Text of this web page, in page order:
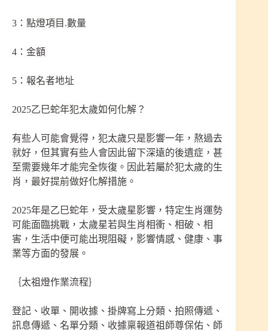
3：點燈項目.數量
4：金額
5：報名者地址
2025乙巳蛇年犯太歲如何化解？
有些人可能會覺得，犯太歲只是影響一年，熬過去
就好，但其實有些人會因此留下深遠的後遺症，甚
至需要幾年才能完全恢復。因此若屬於犯太歲的生
肖，最好提前做好化解措施。
2025年是乙巳蛇年，受太歲星影響，特定生肖運勢
可能面臨挑戰，太歲星若與生肖相衝、相破、相
害，生活中便可能出現阻礙，影響情感、健康、事
業等方面的發展。
｛太祖燈作業流程｝
登記、收單、開收據、掛牌寫上分類、拍照傳遞、
訊息傳遞、名單分類、收據稟報道祖師尊保佑、師